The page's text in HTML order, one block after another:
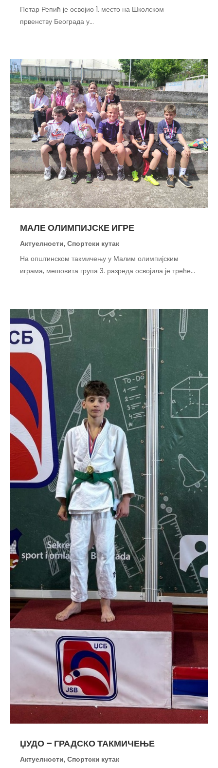
Петар Репић је освојио 1. место на Школском
првенству Београда у...
МАЛЕ ОЛИМПИЈСКЕ ИГРЕ
Актуелности,Спортски кутак
На општинском такмичењу у Малим олимпијским
играма, мешовита група 3. разреда освојила је треће...
ЏУДО – ГРАДСКО ТАКМИЧЕЊЕ
Актуелности,Спортски кутак